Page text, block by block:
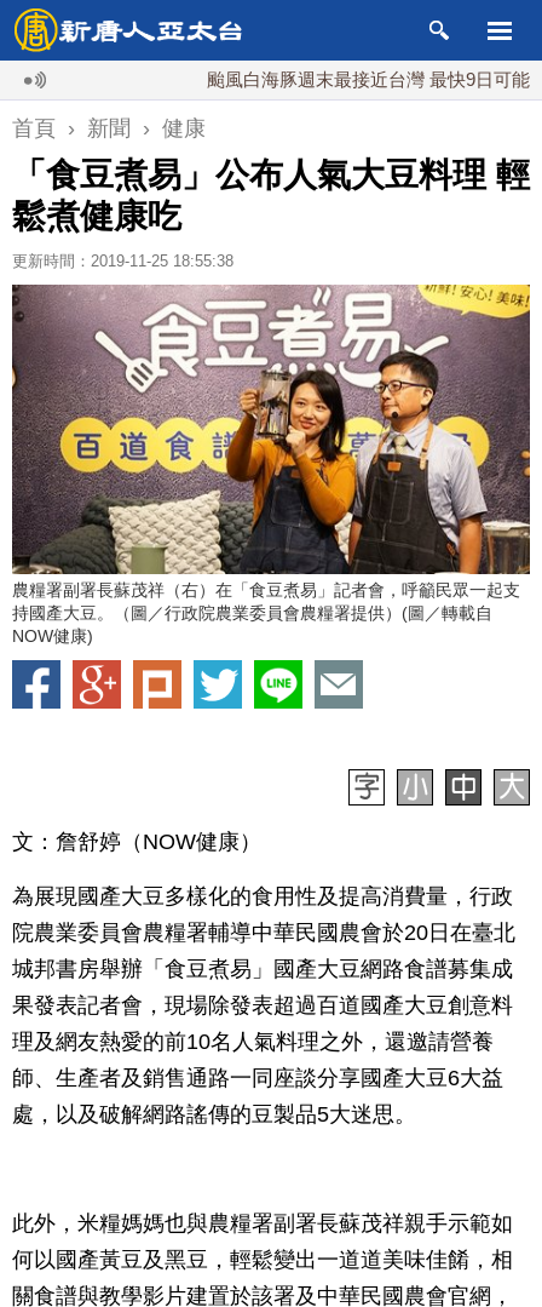
颱風白海豚週末最接近台灣 最快9日可能登陸中
首頁 › 新聞 › 健康
「食豆煮易」公布人氣大豆料理 輕
鬆煮健康吃
更新時間：2019-11-25 18:55:38
農糧署副署長蘇茂祥（右）在「食豆煮易」記者會，呼籲民眾一起支
持國產大豆。（圖／行政院農業委員會農糧署提供）(圖／轉載自
NOW健康)
文：詹舒婷（NOW健康）
為展現國產大豆多樣化的食用性及提高消費量，行政
院農業委員會農糧署輔導中華民國農會於20日在臺北
城邦書房舉辦「食豆煮易」國產大豆網路食譜募集成
果發表記者會，現場除發表超過百道國產大豆創意料
理及網友熱愛的前10名人氣料理之外，還邀請營養
師、生產者及銷售通路一同座談分享國產大豆6大益
處，以及破解網路謠傳的豆製品5大迷思。
此外，米糧媽媽也與農糧署副署長蘇茂祥親手示範如
何以國產黃豆及黑豆，輕鬆變出一道道美味佳餚，相
關食譜與教學影片建置於該署及中華民國農會官網，